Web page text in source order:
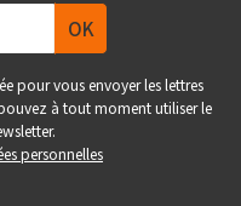
pour vous envoyer les lettres
à tout moment utiliser le
personnelles